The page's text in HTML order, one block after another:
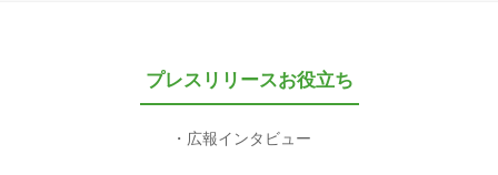
プレスリリースお役立ち
広報インタビュー